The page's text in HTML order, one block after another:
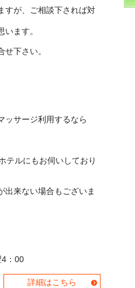
すが、ご相談下されば対
ます。
下さい。
ッサージ利用するなら
テルにもお伺いしており
来ない場合もございま
00
詳細はこちら